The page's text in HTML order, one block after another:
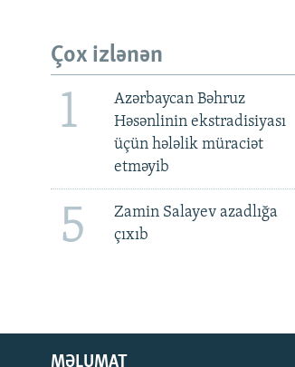
Çox izlənən
1
Azərbaycan Bəhruz
Həsənlinin ekstradisiyası
üçün hələlik müraciət
etməyib
5
Zamin Salayev azadlığa
çıxıb
MƏLUMAT